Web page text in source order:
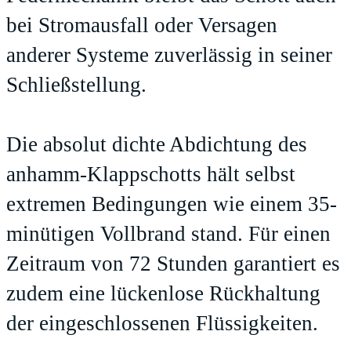
bei Stromausfall oder Versagen
anderer Systeme zuverlässig in seiner
Schließstellung.
Die absolut dichte Abdichtung des
anhamm-Klappschotts hält selbst
extremen Bedingungen wie einem 35-
minütigen Vollbrand stand. Für einen
Zeitraum von 72 Stunden garantiert es
zudem eine lückenlose Rückhaltung
der eingeschlossenen Flüssigkeiten.